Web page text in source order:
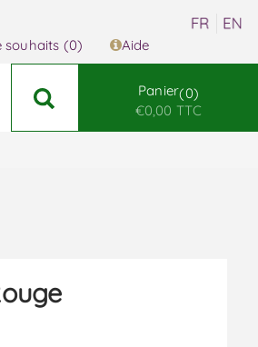
souhaits (0) Aide
Panier 0
€0,00 TTC